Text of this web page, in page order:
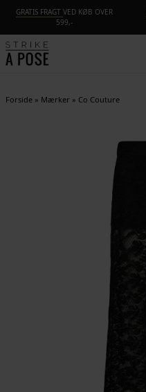
GRATIS FRAGT VED KØB OVER
599,-
Forside» Mærker » Co Couture